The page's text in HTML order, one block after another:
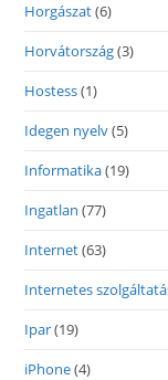
Horgászat(6)
Horvátország(3)
Hostess(1)
Idegen nyelv(5)
Informatika(19)
Ingatlan (77)
Internet(63)
Internetes
Ipar(19)
iPhone(4)